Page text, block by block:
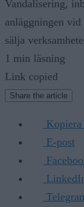
Vandalisering,
anläggningen
sälja
1 min läsning
Link copied
Share the article
E-post